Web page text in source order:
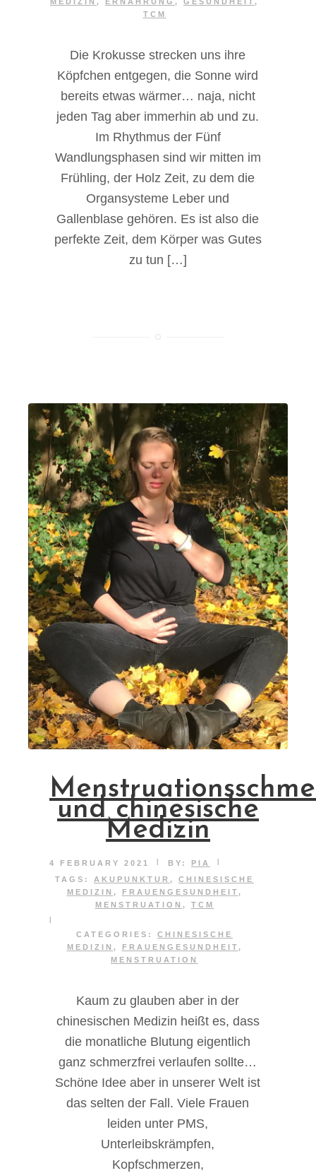
TCM
Die Krokusse strecken uns ihre
Köpfchen entgegen, die Sonne wird
bereits etwas wärmer… naja, nicht
jeden Tag aber immerhin ab und zu.
Im Rhythmus der Fünf
Wandlungsphasen sind wir mitten im
Frühling, der Holz Zeit, zu dem die
Organsysteme Leber und
Gallenblase gehören. Es ist also die
perfekte Zeit, dem Körper was Gutes
zu tun […]
und chinesische
Medizin
4 FEBRUARY 2021 BY: PIA
TAGS: AKUPUNKTUR , CHINESISCHE
MEDIZIN , FRAUENGESUNDHEIT ,
MENSTRUATION , TCM
CATEGORIES: CHINESISCHE
MEDIZIN , FRAUENGESUNDHEIT ,
MENSTRUATION
Kaum zu glauben aber in der
chinesischen Medizin heißt es, dass
die monatliche Blutung eigentlich
ganz schmerzfrei verlaufen sollte…
Schöne Idee aber in unserer Welt ist
das selten der Fall. Viele Frauen
leiden unter PMS,
Unterleibskrämpfen,
Kopfschmerzen,